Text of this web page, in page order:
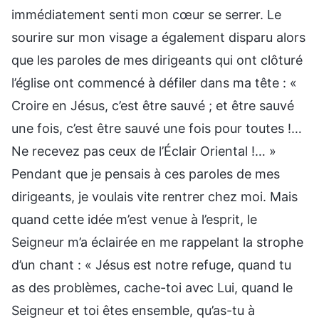
immédiatement senti mon cœur se serrer. Le
sourire sur mon visage a également disparu alors
que les paroles de mes dirigeants qui ont clôturé
l’église ont commencé à défiler dans ma tête : «
Croire en Jésus, c’est être sauvé ; et être sauvé
une fois, c’est être sauvé une fois pour toutes !…
Ne recevez pas ceux de l’Éclair Oriental !… »
Pendant que je pensais à ces paroles de mes
dirigeants, je voulais vite rentrer chez moi. Mais
quand cette idée m’est venue à l’esprit, le
Seigneur m’a éclairée en me rappelant la strophe
d’un chant : « Jésus est notre refuge, quand tu
as des problèmes, cache-toi avec Lui, quand le
Seigneur et toi êtes ensemble, qu’as-tu à